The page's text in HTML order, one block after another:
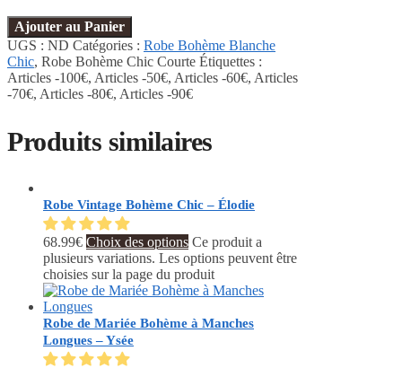
Ajouter au Panier
UGS : ND Catégories : Robe Bohème Blanche
Chic, Robe Bohème Chic Courte Étiquettes :
Articles -100€, Articles -50€, Articles -60€, Articles
-70€, Articles -80€, Articles -90€
Produits similaires
Robe Vintage Bohème Chic – Élodie
68.99€ Choix des options Ce produit a
plusieurs variations. Les options peuvent être
choisies sur la page du produit
Robe de Mariée Bohème à Manches
Longues – Ysée